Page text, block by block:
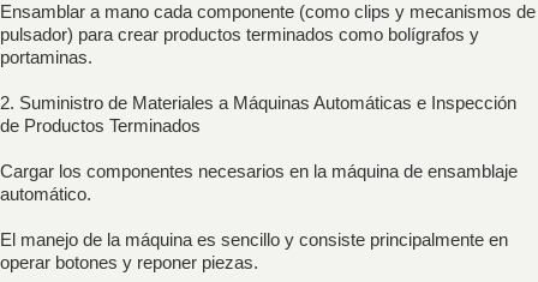
Ensamblar a mano cada componente (como clips y mecanismos de
pulsador) para crear productos terminados como bolígrafos y
portaminas.
2. Suministro de Materiales a Máquinas Automáticas e Inspección
de Productos Terminados
Cargar los componentes necesarios en la máquina de ensamblaje
automático.
El manejo de la máquina es sencillo y consiste principalmente en
operar botones y reponer piezas.